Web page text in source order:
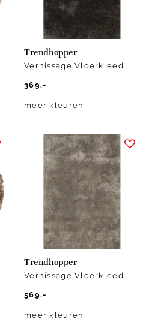
Trendhopper
Vernissage Vloerkleed
369.-
meer kleuren
Trendhopper
Vernissage Vloerkleed
569.-
meer kleuren